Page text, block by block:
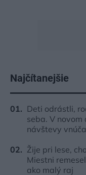
Najčítanejšie
Deti odrástli,
seba. V novom
návštevy
Žije pri lese,
Miestni
ako malý raj